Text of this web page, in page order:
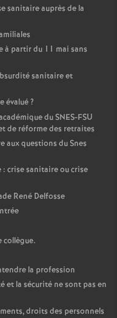
sanitaire auprès de la
à partir du 11 mai sans
sanitaire et
évalué?
du SNES-FSU
de réforme des retraites
aux questions du Snes
: crise sanitaire ou crise
René Delfosse
collègue.
la profession
et la sécurité ne sont pas en
droits des personnels